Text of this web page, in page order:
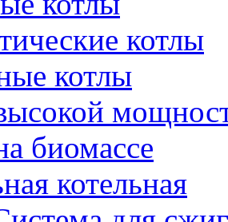
котлы
котлы
биомассе
котельная